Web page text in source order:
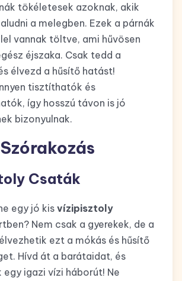
tökéletesek azoknak, akik
a melegben. Ezek a párnák
vannak töltve, ami hűvösen
éjszaka. Csak tedd a
élvezd a hűsítő hatást!
tisztíthatók és
így hosszú távon is jó
bizonyulnak.
Csaták
egy jó kis vízipisztoly
Nem csak a gyerekek, de a
ezt a mókás és hűsítő
Hívd át a barátaidat, és
egy igazi vízi háborút! Ne